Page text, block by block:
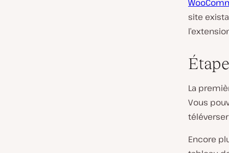
site
La
Vous
Encore